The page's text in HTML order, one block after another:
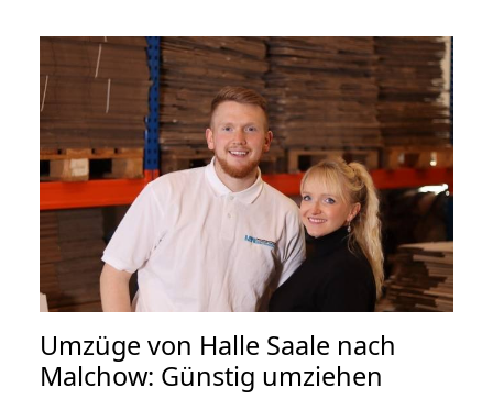
Umzüge von Halle Saale nach
Malchow: Günstig umziehen